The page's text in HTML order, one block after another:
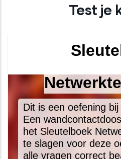
Test je